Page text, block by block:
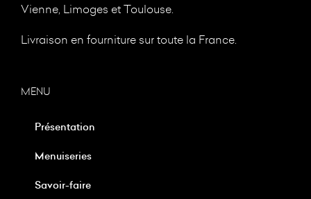
Vienne, Limoges et Toulouse.
Livraison en fourniture sur toute la France.
MENU
Présentation
Menuiseries
Savoir-faire